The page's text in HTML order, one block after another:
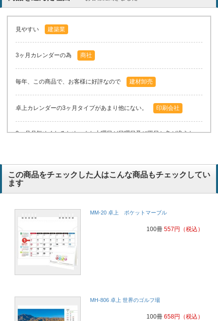
見やすい 建築業
3ヶ月カレンダーの為 商社
毎年、この商品で、お客様に好評なので 建材卸売
卓上カレンダーの3ヶ月タイプがあまり他にない。 印刷会社
3ヶ月月毎めくれるため、また土曜日が日曜日及び平日と色が違うた
この商品をチェックした人はこんな商品もチェックしてい
ます
MM-20 卓上 ポケットマーブル
100冊 557円 （税込）
MH-806 卓上 世界のゴルフ場
100冊 658円 （税込）